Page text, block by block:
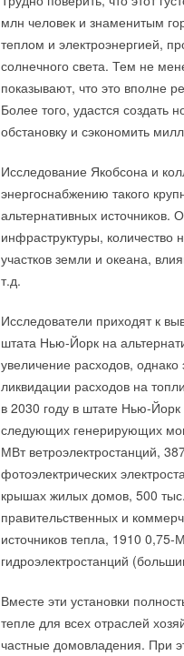
млн человек и знаменитым
теплом и электроэнергией,
солнечного света. Тем не
показывают, что это вполне
Более того, удастся создать
обстановку и сэкономить
Исследование Якобсона и
энергоснабжению такого
альтернативных источников.
инфраструктуры, количество
участков земли и океана,
т.д.
Исследователи приходят к
штата Нью-Йорк на
увеличение расходов, однако
ликвидации расходов на
в 2030 году в штате Нью-
следующих генерирующих
МВт ветроэлектростанций,
фотоэлектрических
крышах жилых домов, 500
правительственных и
источников тепла, 1910
гидроэлектростанций
Вместе эти установки
тепле для всех отраслей
частные домовладения. При
По мнению авторов, их
преобразованная энергия
ими материал хранит
использоваться в тепловых
использовать повторно,
сравнению с
ИСТОЧНИК:
его в местах с повышенными
KTYY-HFAN1 снабжен новой
котором отображаются